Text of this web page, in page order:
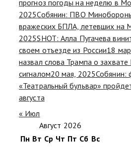
прогноз погоды на неделю в
2025Собянин: ПВО
вражеских БПЛА, летевших на
2025SHOT: Алла Пугачева
своем отъезде из России18
назвал слова Трампа о
сигналом20 мая, 2025Собянин:
«Театральный бульвар»
августа
« Июл
Август 2026
Пн Вт Ср Чт Пт Сб Вс